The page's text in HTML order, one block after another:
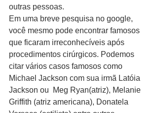
outras pessoas.
Em uma breve pesquisa no google,
você mesmo pode encontrar famosos
que ficaram irreconhecíveis após
procedimentos cirúrgicos. Podemos
citar vários casos famosos como
Michael Jackson com sua irmã Latóia
Jackson ou  Meg Ryan(atriz), Melanie
Griffith (atriz americana), Donatela